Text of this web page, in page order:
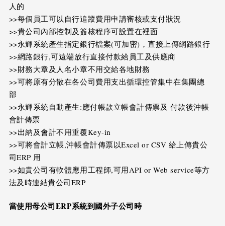
人的
>>每個員工可以自行追蹤費用申請審核或支付狀況
>>貴公司內部控制及簽核程序可設置在裡面
>>永輝系統產生指定銀行檔案(可加密)，直接上傳網路銀行
>>網路銀行,可遠端放行直接付款給員工及供應商
>>財務大章及人名小章不用交給各地財務
>>可將原有分散在各公司費用支出循環控管集中在集團總
部
>>永輝系統自動產生:應付帳款立帳會計傳票及 付款後沖帳
會計傳票
>>出納及會計不用重覆Key-in
>>可將會計立帳,沖帳會計傳票以Excel or CSV 給上傳貴公
司ERP 用
>>如貴公司有軟體應用工程師,可用API or Web service等方
法及時連結貴公司ERP
當使用母公司ERP系統到國外子公司時